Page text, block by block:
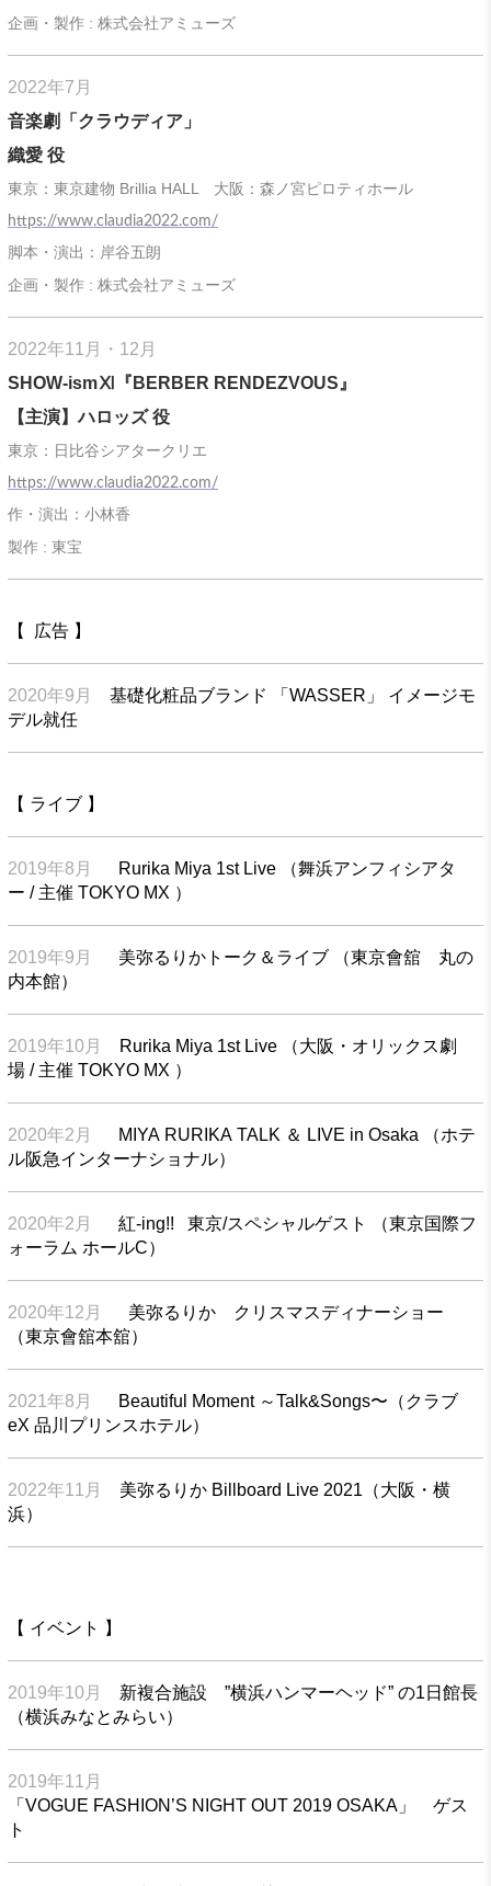
企画・製作 : 株式会社アミューズ
2022年7月
音楽劇「クラウディア」
織愛 役
東京：東京建物 Brillia HALL 大阪：森ノ宮ピロティホール
https://www.claudia2022.com/
脚本・演出：岸谷五朗
企画・製作 : 株式会社アミューズ
2022年11月・12月
SHOW-ismⅪ『BERBER RENDEZVOUS』
【主演】ハロッズ 役
東京：日比谷シアタークリエ
https://www.claudia2022.com/
作・演出：小林香
製作 : 東宝
【 広告 】
2020年9月
基礎化粧品ブランド 「WASSER」 イメージモ
デル就任
【 ライブ 】
2019年8月
Rurika Miya 1st Live （舞浜アンフィシアタ
ー / 主催 TOKYO MX ）
2019年9月
美弥るりかトーク＆ライブ （東京會舘 丸の
内本館）
2019年10月
Rurika Miya 1st Live （大阪・オリックス劇
場 / 主催 TOKYO MX ）
2020年2月
MIYA RURIKA TALK ＆ LIVE in Osaka （ホテ
ル阪急インターナショナル）
2020年2月
紅-ing!! 東京/スペシャルゲスト （東京国際フ
ォーラム ホールC）
2020年12月
美弥るりか クリスマスディナーショー
（東京會舘本舘）
2021年8月
Beautiful Moment ～Talk&Songs〜（クラブ
eX 品川プリンスホテル）
2022年11月
美弥るりか Billboard Live 2021（大阪・横
浜）
【 イベント 】
2019年10月
新複合施設 ”横浜ハンマーヘッド” の1日館長
（横浜みなとみらい）
2019年11月
「VOGUE FASHION’S NIGHT OUT 2019 OSAKA」 ゲス
ト